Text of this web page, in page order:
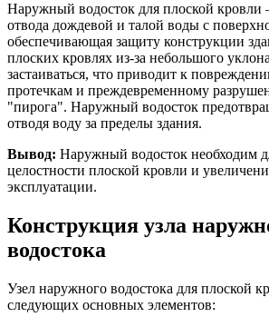
Наружный водосток для плоской кровли
отвода дождевой и талой воды с
обеспечивающая защиту конструкции
плоских кровлях из-за небольшого
застаиваться, что приводит к
протечкам и преждевременному
"пирога". Наружный водосток
отводя воду за пределы здания.
Вывод: Наружный водосток необходим
целостности плоской кровли и
эксплуатации.
Конструкция узла
водостока
Узел наружного водостока для плоской
следующих основных элементов: